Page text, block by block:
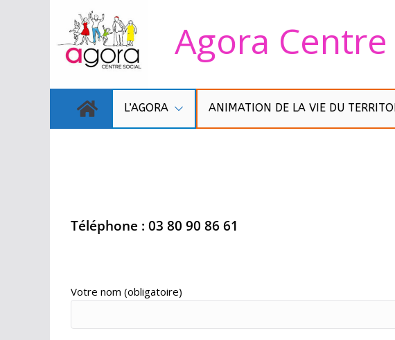
Agora
L’AGORA ANIMATION DE LA VIE DU
Téléphone : 03 80 90 86 61
Votre nom (obligatoire)